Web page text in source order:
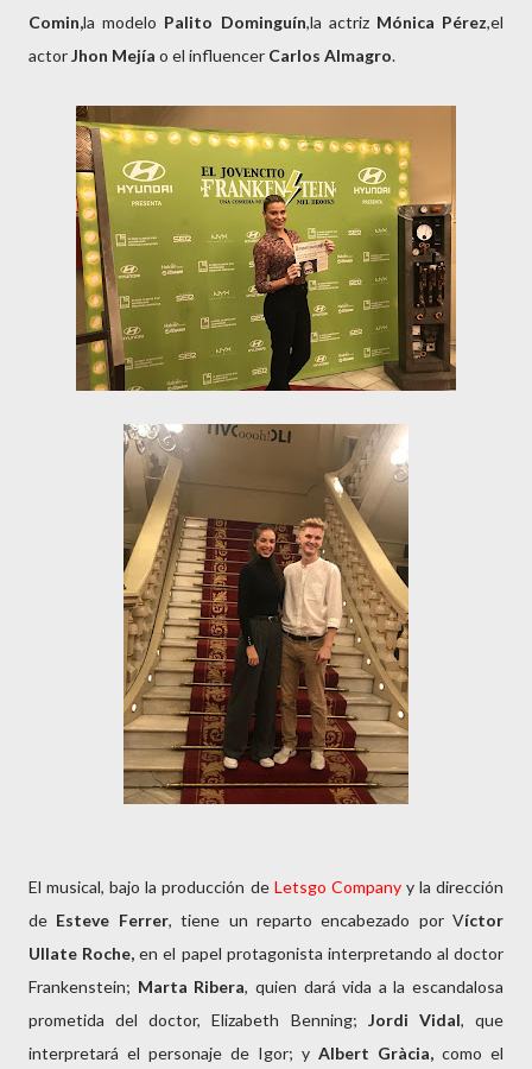
Comin,la modelo Palito Dominguín,la actrizMónica Pérez,el
actorJhon Mejía o el influencer Carlos Almagro.
El musical, bajo la producción de Letsgo Companyy la dirección
de Esteve Ferrer, tiene un reparto encabezado por Víctor
Ullate Roche, en el papel protagonista interpretando al doctor
Frankenstein; Marta Ribera, quien dará vida a la escandalosa
prometida del doctor, Elizabeth Benning; Jordi Vidal, que
interpretará el personaje de Igor; y Albert Gràcia, como el